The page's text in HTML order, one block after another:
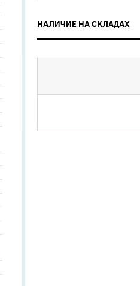
НАЛИЧИЕ НА СКЛАДАХ